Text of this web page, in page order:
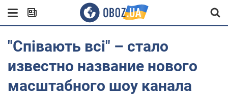
"Співають всі" – стало
известно название нового
масштабного шоу канала